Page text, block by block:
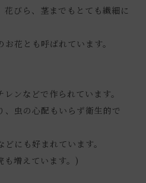
びら、茎までもとても繊細に
花とも呼ばれています。
ンなどで作られています。
、虫の心配もいらず衛生的で
にも好まれています。
も増えています。)